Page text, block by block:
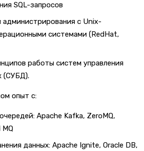
SQL-запросов
с Unix-
системами (RedHat,
работы систем управления
(СУБД).
опыт с:
Apache Kafka, ZeroMQ,
MQ
данных: Apache Ignite, Oracle DB,